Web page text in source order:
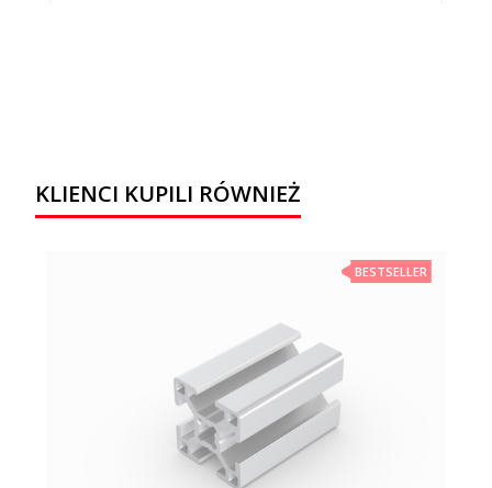
KLIENCI KUPILI RÓWNIEŻ
BESTSELLER